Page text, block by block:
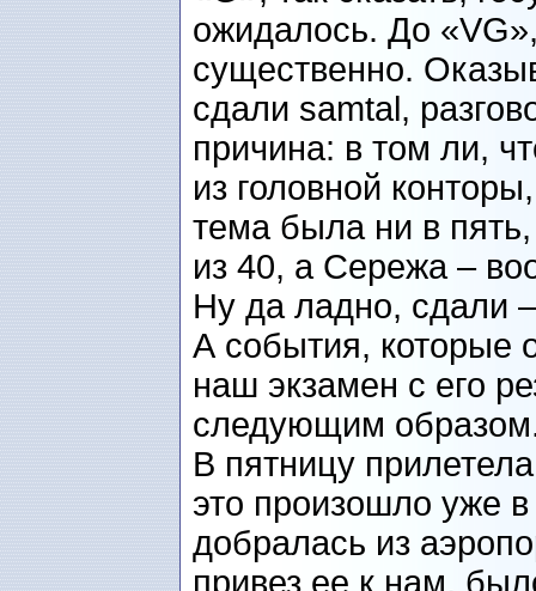
ожидалось. До
существенно.
сдали samtal,
причина: в том ли,
из головной
тема была ни в
из 40, а Сережа –
Ну да ладно, сдали
А события, которые
наш экзамен с его
следующим
В пятницу
это произошло уже
добралась из
привез ее к нам,